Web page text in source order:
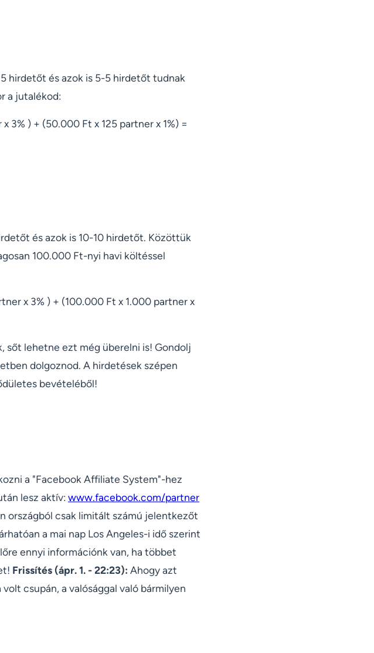
hirdetőt és azok is 5-5 hirdetőt tudnak
a jutalékod:
3% ) + (50.000 Ft x 125 partner x 1%) =
és azok is 10-10 hirdetőt. Közöttük
100.000 Ft-nyi havi költéssel
x 3% ) + (100.000 Ft x 1.000 partner x
sőt lehetne ezt még überelni is! Gondolj
dolgoznod. A hirdetések szépen
bevételéből!
a "Facebook Affiliate System"-hez
lesz aktív: www.facebook.com/partner
országból csak limitált számú jelentkezőt
a mai nap Los Angeles-i idő szerint
ennyi információnk van, ha többet
Frissítés (ápr. 1. - 22:23): Ahogy azt
csupán, a valósággal való bármilyen